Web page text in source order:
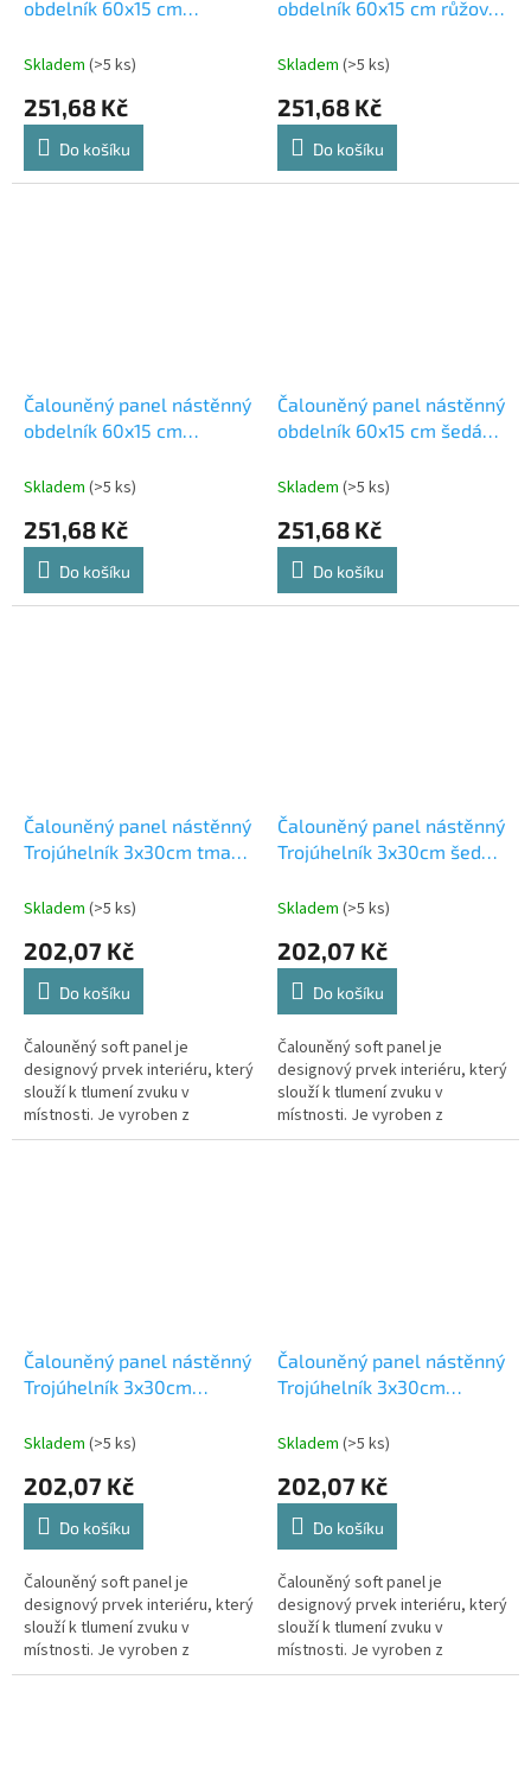
obdelník 60x15 cm
Skladem (>5 ks)
251,68 Kč
Do košíku
obdelník 60x15 cm růžová
Skladem (>5 ks)
251,68 Kč
Do košíku
Čalouněný panel nástěnný
obdelník 60x15 cm
Skladem (>5 ks)
251,68 Kč
Do košíku
Čalouněný panel nástěnný
obdelník 60x15 cm šedá
Skladem (>5 ks)
251,68 Kč
Do košíku
Čalouněný panel nástěnný
Trojúhelník 3x30cm tmavě
(53615563106)
Skladem (>5 ks)
202,07 Kč
Do košíku
Čalouněný soft panel je
designový prvek interiéru, který
slouží k tlumení zvuku v
místnosti. Je vyroben z
materiálů, které absorbují
Čalouněný panel nástěnný
Trojúhelník 3x30cm šedá
Skladem (>5 ks)
202,07 Kč
Do košíku
Čalouněný soft panel je
designový prvek interiéru, který
slouží k tlumení zvuku v
místnosti. Je vyroben z
materiálů, které absorbují
Čalouněný panel nástěnný
Trojúhelník 3x30cm
(53615563107)
Skladem (>5 ks)
202,07 Kč
Do košíku
Čalouněný soft panel je
designový prvek interiéru, který
slouží k tlumení zvuku v
místnosti. Je vyroben z
materiálů, které absorbují
Čalouněný panel nástěnný
Trojúhelník 3x30cm
(53615563102)
Skladem (>5 ks)
202,07 Kč
Do košíku
Čalouněný soft panel je
designový prvek interiéru, který
slouží k tlumení zvuku v
místnosti. Je vyroben z
materiálů, které absorbují